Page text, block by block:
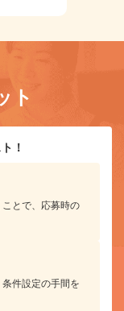
ト
！
とで、応募時の
件設定の手間を